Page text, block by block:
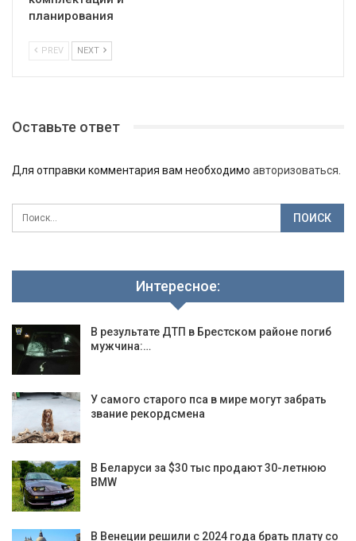
планирования
PREV NEXT
Оставьте ответ
Для отправки комментария вам необходимо авторизоваться
Интересное:
В результате ДТП в Брестском районе погиб
мужчина:…
У самого старого пса в мире могут забрать
звание рекордсмена
В Беларуси за $30 тыс продают 30-летнюю
BMW
В Венеции решили с 2024 года брать плату со